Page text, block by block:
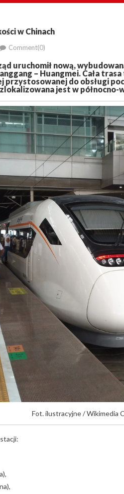
w Chinach
Comment(0)
uruchomił nową,
– Huangmei. Cała
do obsługi
jest w północno-
Fot. ilustracyjne / Wikimedia